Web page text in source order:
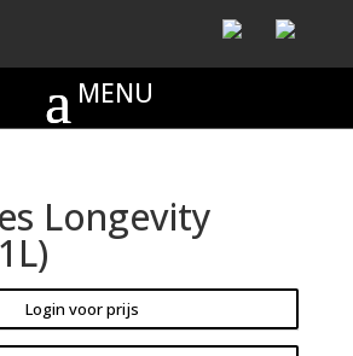
Longevity
Login voor prijs